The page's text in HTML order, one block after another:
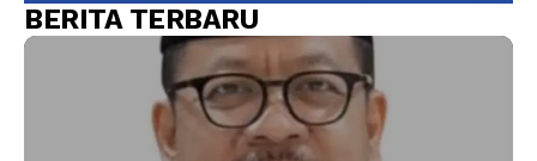
BERITA TERBARU